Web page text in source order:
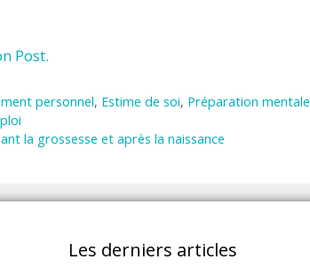
Post.
personnel, Estime de soi, Préparation mentale
la grossesse et après la naissance
Les derniers articles